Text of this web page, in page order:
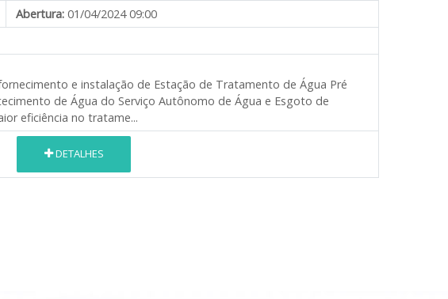
Abertura: 01/04/2024 09:00
e instalação de Estação de Tratamento de Água Pré
de Água do Serviço Autônomo de Água e Esgoto de
eficiência no tratame...
DETALHES